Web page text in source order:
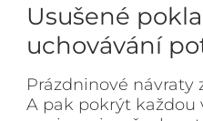
Usušené
uchovávání
Prázdninové návraty
A pak pokrýt každou